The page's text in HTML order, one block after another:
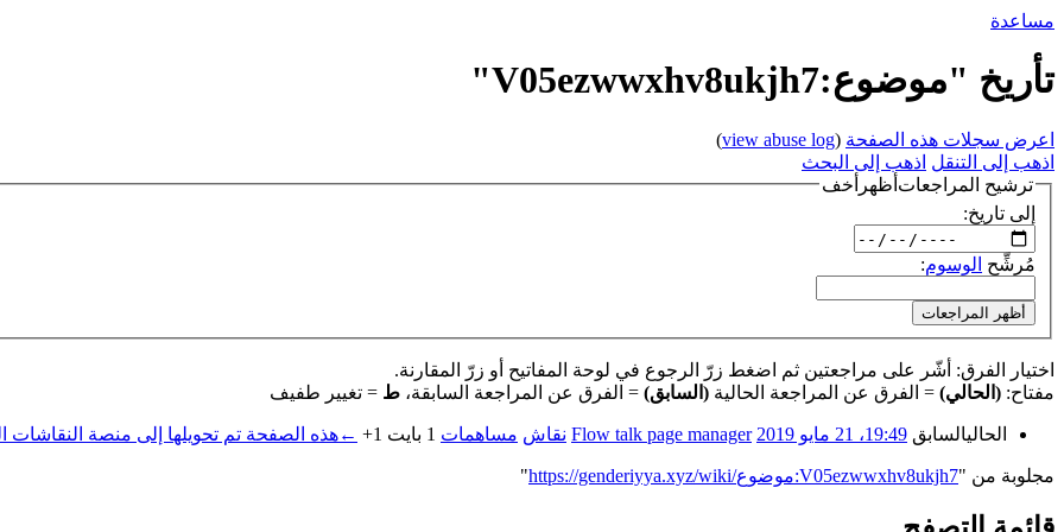
مساعدة
تأريخ "موضوع:V05ezwwxhv8ukjh7"
اعرض سجلات هذه الصفحة (
view abuse log
)
اذهب إلى التنقل اذهب إلى البحث
ترشيح المراجعات أظهر أخف
إلى تاريخ:
مُرشِّح الوسوم:
أظهر المراجعات
اختيار الفرق: أشّر على مراجعتين ثم اضغط زرّ الرجوع في لوحة المفاتيح أو زرّ المقارنة.
مفتاح: (الحالي) = الفرق عن المراجعة الحالية (السابق) = الفرق عن المراجعة السابقة، ط = تغيير طفيف
الحاليالسابق 19:49، 21 مايو 2019 ‏
Flow talk page manager نقاش مساهمات 1 بايت +1 ←‏هذه الصفحة تم تحويلها إلى منصة النقاشات
مجلوبة من "https://genderiyya.xyz/wiki/موضوع:V05ezwwxhv8ukjh7 "